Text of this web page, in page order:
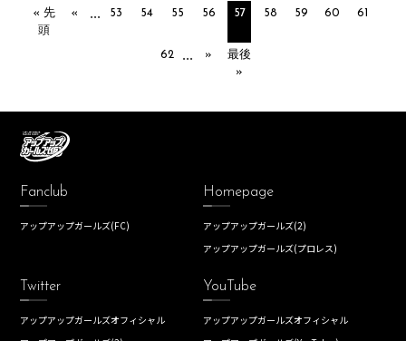
« 先
頭
« ... 53 54 55 56 57 58 59 60 61
62 ... »
最後
»
Fanclub
アップアップガールズ(FC)
Homepage
アップアップガールズ(2)
アップアップガールズ(プロレス)
Twitter
アップアップガールズオフィシャル
YouTube
アップアップガールズオフィシャル